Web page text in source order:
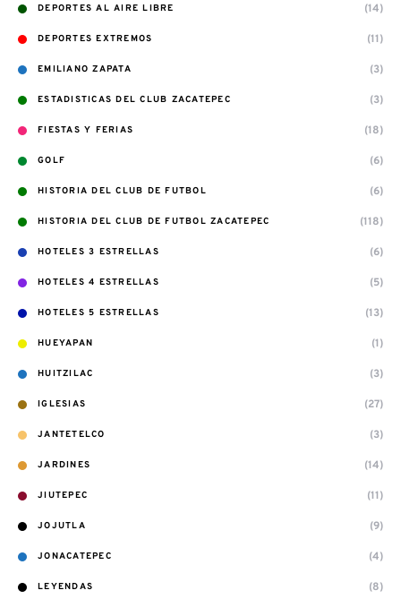
DEPORTES AL AIRE LIBRE (14)
DEPORTES EXTREMOS (11)
EMILIANO ZAPATA (3)
ESTADISTICAS DEL CLUB ZACATEPEC (3)
FIESTAS Y FERIAS (18)
GOLF (6)
HISTORIA DEL CLUB DE FUTBOL (6)
HISTORIA DEL CLUB DE FUTBOL ZACATEPEC (118)
HOTELES 3 ESTRELLAS (6)
HOTELES 4 ESTRELLAS (5)
HOTELES 5 ESTRELLAS (13)
HUEYAPAN (1)
HUITZILAC (3)
IGLESIAS (27)
JANTETELCO (3)
JARDINES (14)
JIUTEPEC (11)
JOJUTLA (9)
JONACATEPEC (4)
LEYENDAS (8)